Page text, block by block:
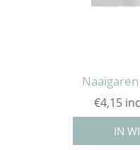
€4,15